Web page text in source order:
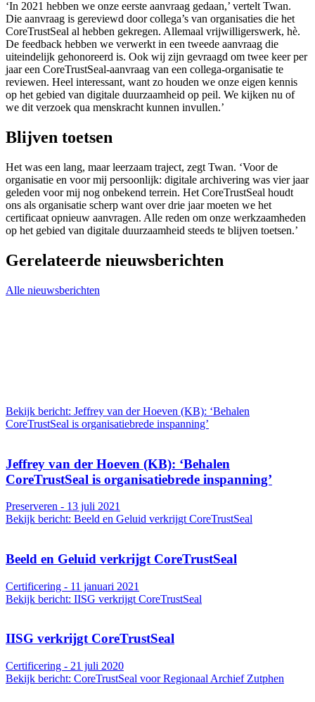
‘In 2021 hebben we onze eerste aanvraag gedaan,’ vertelt Twan.
Die aanvraag is gereviewd door collega’s van organisaties die het
CoreTrustSeal al hebben gekregen. Allemaal vrijwilligerswerk, hè.
De feedback hebben we verwerkt in een tweede aanvraag die
uiteindelijk gehonoreerd is. Ook wij zijn gevraagd om twee keer per
jaar een CoreTrustSeal-aanvraag van een collega-organisatie te
reviewen. Heel interessant, want zo houden we onze eigen kennis
op het gebied van digitale duurzaamheid op peil. We kijken nu of
we dit verzoek qua menskracht kunnen invullen.’
Blijven toetsen
Het was een lang, maar leerzaam traject, zegt Twan. ‘Voor de
organisatie en voor mij persoonlijk: digitale archivering was vier jaar
geleden voor mij nog onbekend terrein. Het CoreTrustSeal houdt
ons als organisatie scherp want over drie jaar moeten we het
certificaat opnieuw aanvragen. Alle reden om onze werkzaamheden
op het gebied van digitale duurzaamheid steeds te blijven toetsen.’
Gerelateerde nieuwsberichten
Alle nieuwsberichten
Bekijk bericht: Jeffrey van der Hoeven (KB): ‘Behalen
CoreTrustSeal is organisatiebrede inspanning’
Jeffrey van der Hoeven (KB): ‘Behalen
CoreTrustSeal is organisatiebrede inspanning’
Preserveren - 13 juli 2021
Bekijk bericht: Beeld en Geluid verkrijgt CoreTrustSeal
Beeld en Geluid verkrijgt CoreTrustSeal
Certificering - 11 januari 2021
Bekijk bericht: IISG verkrijgt CoreTrustSeal
IISG verkrijgt CoreTrustSeal
Certificering - 21 juli 2020
Bekijk bericht: CoreTrustSeal voor Regionaal Archief Zutphen